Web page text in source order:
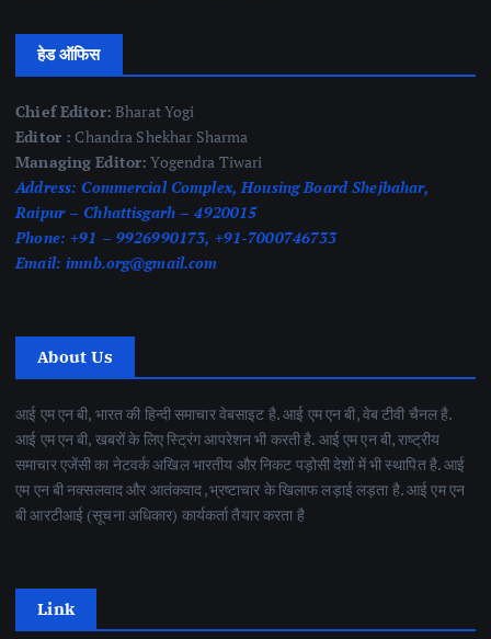
हेड ऑफिस
Chief Editor: Bharat Yogi
Editor : Chandra Shekhar Sharma
Managing Editor: Yogendra Tiwari
Address: Commercial Complex, Housing Board Shejbahar,
Raipur – Chhattisgarh – 4920015
Phone: +91 – 9926990173, +91-7000746733
Email: imnb.org@gmail.com
About Us
आई एम एन बी, भारत की हिन्दी समाचार वेबसाइट है. आई एम एन बी, वेब टीवी चैनल है.
आई एम एन बी, खबरों के लिए स्ट्रिंग आपरेशन भी करती है. आई एम एन बी, राष्ट्रीय
समाचार एजेंसी का नेटवर्क अखिल भारतीय और निकट पड़ोसी देशों में भी स्थापित है. आई
एम एन बी नक्सलवाद और आतंकवाद ,भ्रष्टाचार के खिलाफ लड़ाई लड़ता है. आई एम एन
बी आरटीआई (सूचना अधिकार) कार्यकर्ता तैयार करता है
Link